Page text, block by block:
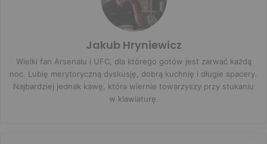
Jakub Hryniewicz
Wielki fan Arsenalu i UFC, dla którego gotów jest zarwać każdą
noc. Lubię merytoryczną dyskusję, dobrą kuchnię i długie spacery.
Najbardziej jednak kawę, która wiernie towarzyszy przy stukaniu
w klawiaturę.